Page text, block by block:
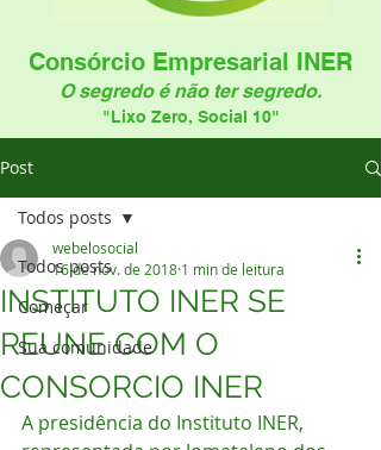
Consórcio Empresarial INER
O segredo é não ter segredo.
"Lixo Zero, Social 10"
Post
Todos posts
Começar
Sua comunidade
Todos posts
INSTITUTO INER SE
REUNE COM O
CONSORCIO INER
webelosocial
16 de nov. de 2018 1 min de leitura
A presidência do Instituto INER,